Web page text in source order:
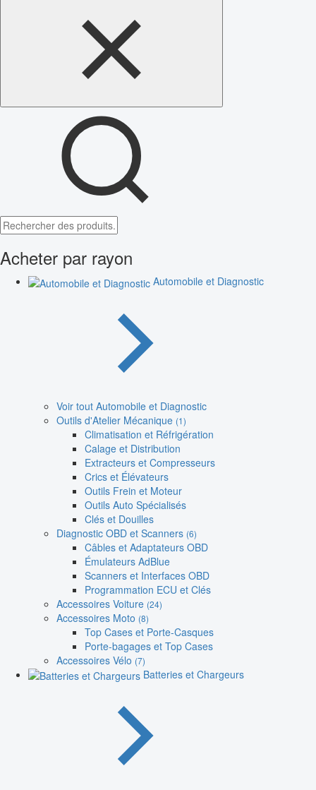
Acheter par rayon
Automobile et Diagnostic
Voir tout Automobile et Diagnostic
Outils d'Atelier Mécanique (1)
Climatisation et Réfrigération
Calage et Distribution
Extracteurs et Compresseurs
Crics et Élévateurs
Outils Frein et Moteur
Outils Auto Spécialisés
Clés et Douilles
Diagnostic OBD et Scanners (6)
Câbles et Adaptateurs OBD
Émulateurs AdBlue
Scanners et Interfaces OBD
Programmation ECU et Clés
Accessoires Voiture (24)
Accessoires Moto (8)
Top Cases et Porte-Casques
Porte-bagages et Top Cases
Accessoires Vélo (7)
Batteries et Chargeurs